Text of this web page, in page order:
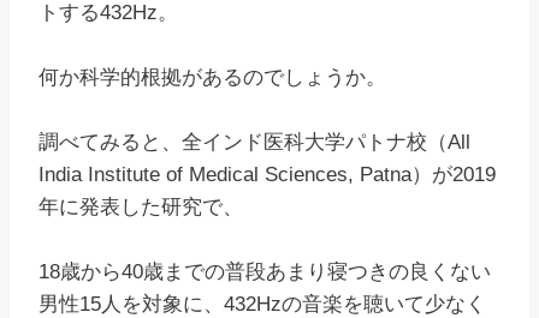
トする432Hz。
何か科学的根拠があるのでしょうか。
調べてみると、全インド医科大学パトナ校（All
India Institute of Medical Sciences, Patna）が2019
年に発表した研究で、
18歳から40歳までの普段あまり寝つきの良くない
男性15人を対象に、432Hzの音楽を聴いて少なく